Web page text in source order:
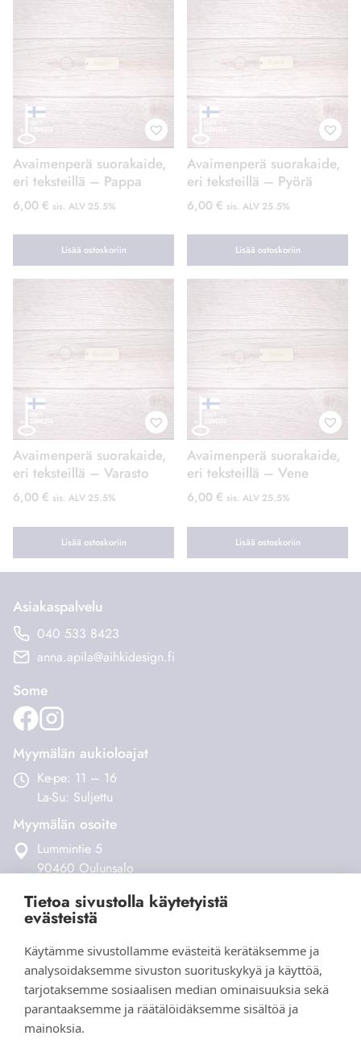
Tietoa sivustolla käytetyistä
evästeistä
Käytämme sivustollamme evästeitä kerätäksemme ja
analysoidaksemme sivuston suorituskykyä ja käyttöä,
tarjotaksemme sosiaalisen median ominaisuuksia sekä
parantaaksemme ja räätälöidäksemme sisältöä ja
mainoksia.
Avaimenperä suorakaide,
eri teksteillä – Pappa
6,00 € sis. ALV 25.5%
Lisää ostoskoriin
Avaimenperä suorakaide,
eri teksteillä – Pyörä
6,00 € sis. ALV 25.5%
Lisää ostoskoriin
Avaimenperä suorakaide,
eri teksteillä – Varasto
6,00 € sis. ALV 25.5%
Lisää ostoskoriin
Avaimenperä suorakaide,
eri teksteillä – Vene
6,00 € sis. ALV 25.5%
Lisää ostoskoriin
Asiakaspalvelu
040 533 8423
anna.apila@aihkidesign.fi
Some
Myymälän aukioloajat
Ke-pe: 11 – 16
La-Su: Suljettu
Myymälän osoite
Lummintie 5
90460 Oulunsalo
Verkkokauppa
Maksaminen ja toimitukset
Palautukset
Yhteystiedot